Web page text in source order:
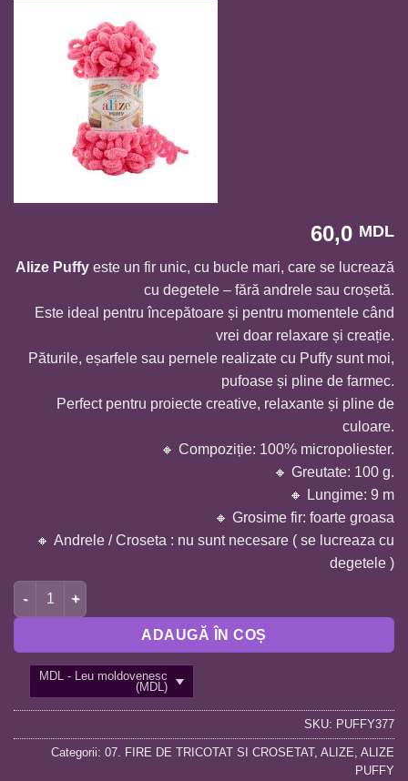
60,0 MDL
Alize Puffy este un fir unic, cu bucle mari, care se lucrează
cu degetele – fără andrele sau croșetă.
Este ideal pentru începătoare și pentru momentele când
vrei doar relaxare și creație.
Păturile, eșarfele sau pernele realizate cu Puffy sunt moi,
pufoase și pline de farmec.
Perfect pentru proiecte creative, relaxante și pline de
culoare.
🔸 Compoziție: 100% micropoliester.
🔸 Greutate: 100 g.
🔸 Lungime: 9 m
🔸 Grosime fir: foarte groasa
🔸 Andrele / Croseta : nu sunt necesare ( se lucreaza cu
degetele )
Cantitate FIR ALIZE PUFFY-ROZ 377
ADAUGĂ ÎN COȘ
MDL - Leu moldovenesc
(MDL)
SKU: PUFFY377
Categorii: 07. FIRE DE TRICOTAT SI CROSETAT, ALIZE ALIZE
PUFFY